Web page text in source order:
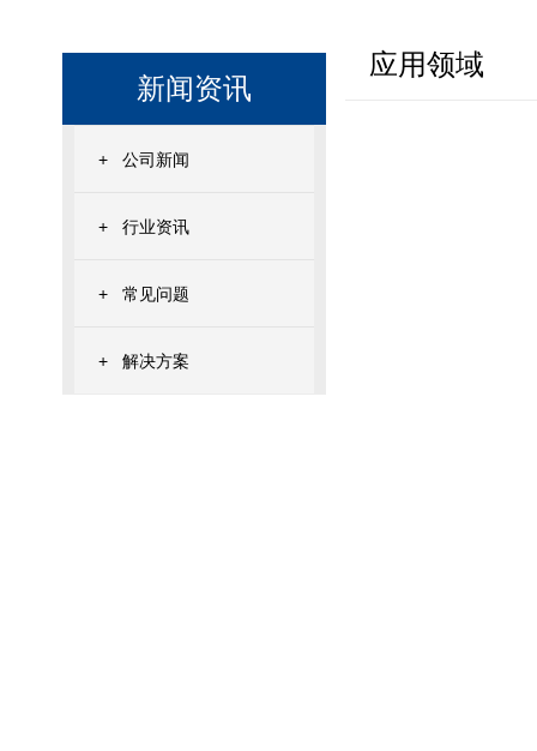
新闻资讯
+ 公司新闻
+ 行业资讯
+ 常见问题
+ 解决方案
应用领域